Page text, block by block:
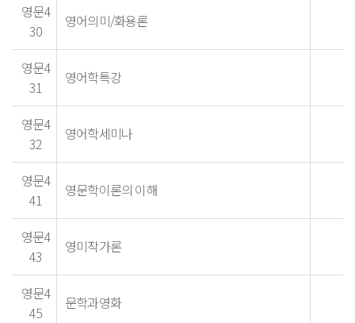
영문4
30
영어의미/화용론
영문4
31
영어학특강
영문4
32
영어학세미나
영문4
41
영문학이론의 이해
영문4
43
영미작가론
영문4
45
문학과영화